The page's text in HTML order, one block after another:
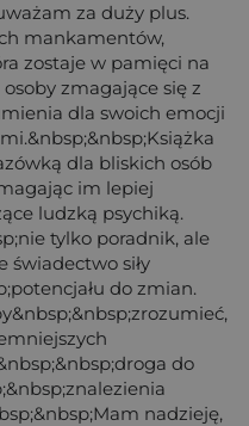
za duży plus.
mankamentów,
zostaje w pamięci na
zmagające się z
dla swoich emocji
dla bliskich osób
im lepiej
ludzką psychiką.
tylko poradnik, ale
świadectwo siły
do zmian.
do
nadzieję,